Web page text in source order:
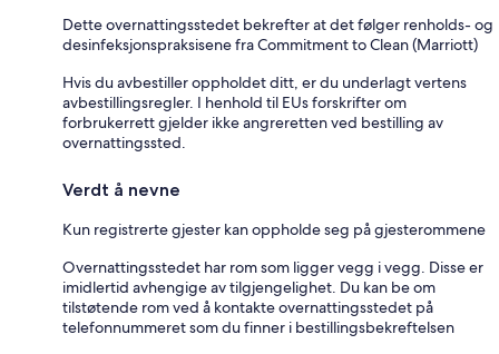
Dette overnattingsstedet bekrefter at det følger renholds- og
desinfeksjonspraksisene fra Commitment to Clean (Marriott)
Hvis du avbestiller oppholdet ditt, er du underlagt vertens
avbestillingsregler. I henhold til EUs forskrifter om
forbrukerrett gjelder ikke angreretten ved bestilling av
overnattingssted.
Verdt å nevne
Kun registrerte gjester kan oppholde seg på gjesterommene
Overnattingsstedet har rom som ligger vegg i vegg. Disse er
imidlertid avhengige av tilgjengelighet. Du kan be om
tilstøtende rom ved å kontakte overnattingsstedet på
telefonnummeret som du finner i bestillingsbekreftelsen